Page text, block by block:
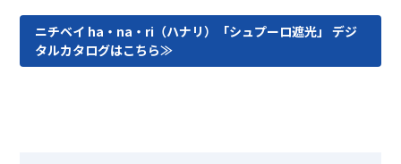
ニチベイ ha・na・ri（ハナリ）「シュプーロ遮光」 デジ
タルカタログはこちら≫